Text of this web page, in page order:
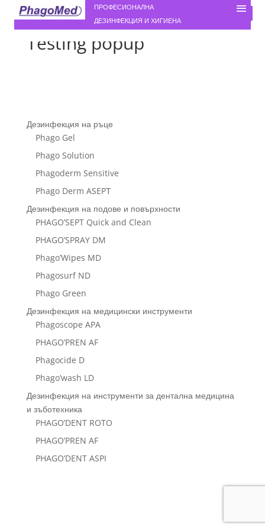
ПРОФЕСИОНАЛНА
ДЕЗИНФЕКЦИЯ И ХИГИЕНА
Testing popup
Дезинфекция на ръце
Phago Gel
Phago Solution
Phagoderm Sensitive
Phago Derm ASEPТ
Дезинфекция на подове и повърхности
PHAGO’SEPT Quick and Clean
PHAGO’SPRAY DM
Phago’Wipes MD
Phagosurf ND
Phago Green
Дезинфекция на медицински инструменти
Phagoscope APA
PHAGO’PREN AF
Phagocide D
Phago’wash LD
Дезинфекция на инструменти за дентална медицина
и зъботехника
PHAGO’DENT ROTO
PHAGO’PREN AF
PHAGO’DENT ASPI